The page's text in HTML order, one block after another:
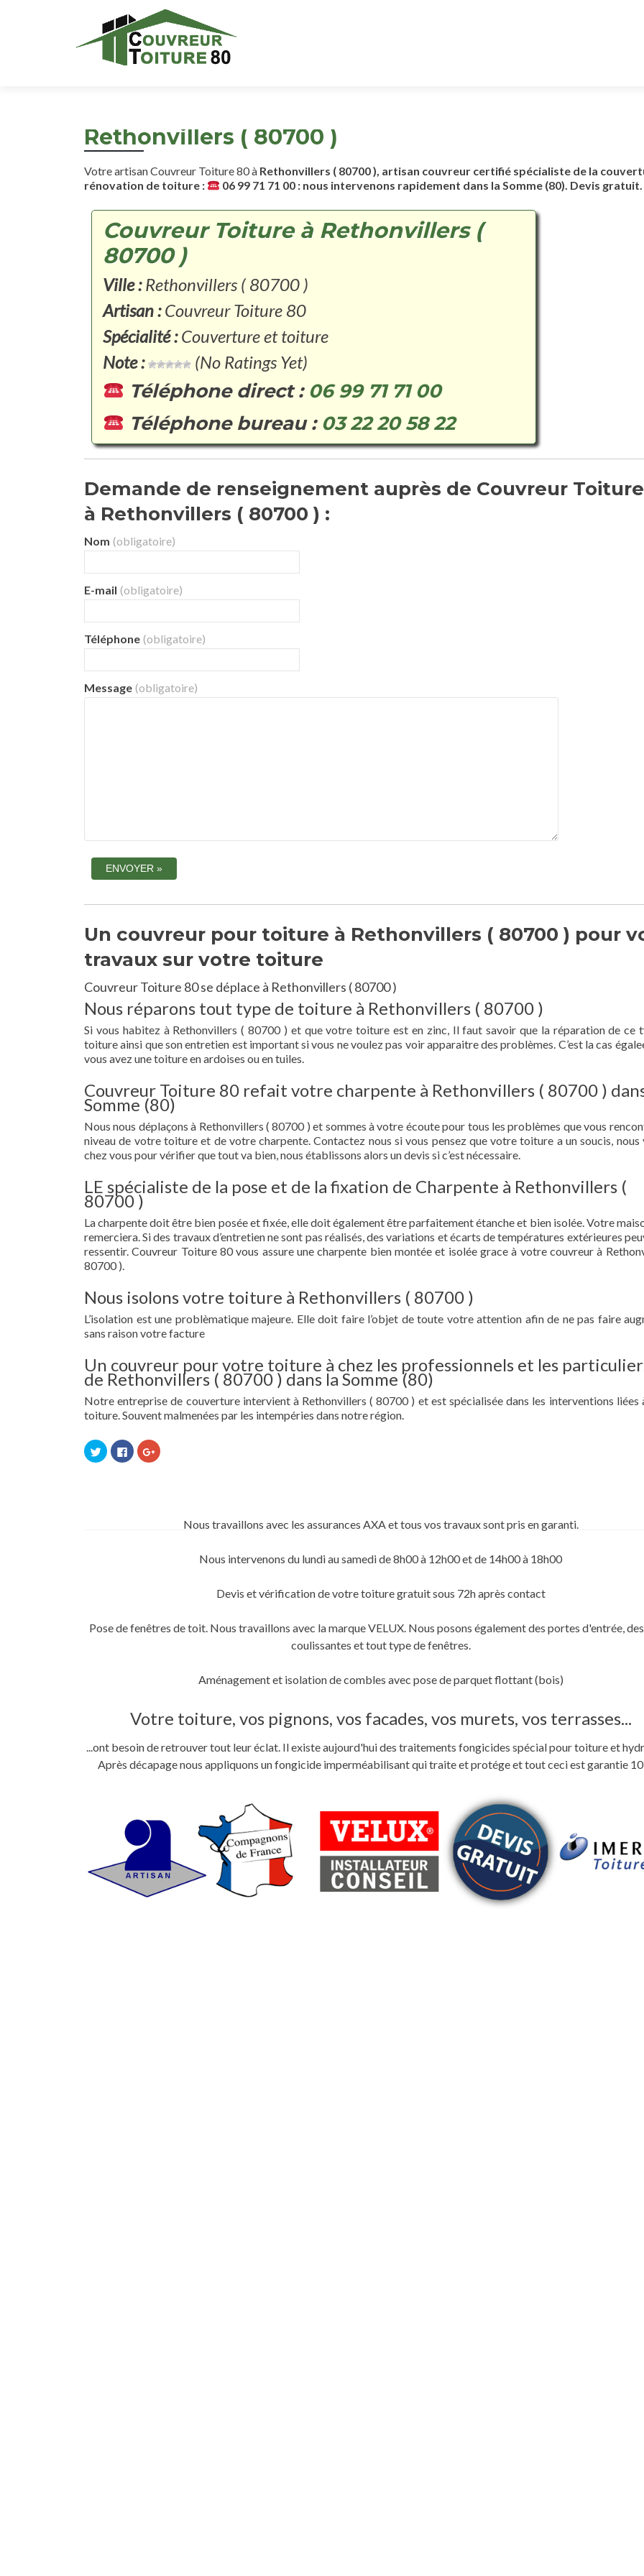
Rethonvillers ( 80700 )
Votre artisan Couvreur Toiture 80 à Rethonvillers ( 80700 ), artisan couvreur certifié spécialiste de la
rénovation de toiture :
06 99 71 71 00 : nous intervenons rapidement dans la Somme (80). Devis gratuit.
Couvreur Toiture à Rethonvillers (
80700 )
Ville :Rethonvillers ( 80700 )
Artisan :Couvreur Toiture 80
Spécialité :Couverture et toiture
Note :
(No Ratings Yet)
Téléphone direct : 06 99 71 71 00
Téléphone bureau : 03 22 20 58 22
Demande de renseignement auprès de Couvreur
à Rethonvillers ( 80700 ) :
Nom (obligatoire)
E-mail (obligatoire)
Téléphone (obligatoire)
Message (obligatoire)
Un couvreur pour toiture à Rethonvillers ( 80700 ) pour
travaux sur votre toiture
Couvreur Toiture 80 se déplace à Rethonvillers ( 80700 )
Nous réparons tout type de toiture à Rethonvillers ( 80700 )
Si vous habitez à Rethonvillers ( 80700 ) et que votre toiture est en zinc, Il faut savoir que la réparation de ce
toiture ainsi que son entretien est important si vous ne voulez pas voir apparaitre des problèmes. C’est la cas
vous avez une toiture en ardoises ou en tuiles.
Couvreur Toiture 80 refait votre charpente à Rethonvillers ( 80700 )
Somme (80)
Nous nous déplaçons à Rethonvillers ( 80700 ) et sommes à votre écoute pour tous les problèmes que vous
niveau de votre toiture et de votre charpente. Contactez nous si vous pensez que votre toiture a un soucis, nous
chez vous pour vérifier que tout va bien, nous établissons alors un devis si c’est nécessaire.
LE spécialiste de la pose et de la fixation de Charpente à Rethonvillers (
80700 )
La charpente doit être bien posée et fixée, elle doit également être parfaitement étanche et bien isolée. Votre
remerciera. Si des travaux d’entretien ne sont pas réalisés, des variations et écarts de températures extérieures
ressentir. Couvreur Toiture 80 vous assure une charpente bien montée et isolée grace à votre couvreur à
80700 ).
Nous isolons votre toiture à Rethonvillers ( 80700 )
L’isolation est une problèmatique majeure. Elle doit faire l’objet de toute votre attention afin de ne pas faire
sans raison votre facture
Un couvreur pour votre toiture à chez les professionnels et les
de Rethonvillers ( 80700 ) dans la Somme (80)
Notre entreprise de couverture intervient à Rethonvillers ( 80700 ) et est spécialisée dans les interventions liées
toiture. Souvent malmenées par les intempéries dans notre région.
Cliquez
pour
partager
Cliquez
pour
partager
Cliquez
pour
fenêtre)Nous travaillons avec les assurances AXA et tous vos travaux sont pris en garanti.
Nous intervenons du lundi au samedi de 8h00 à 12h00 et de 14h00 à 18h00
Devis et vérification de votre toiture gratuit sous 72h après contact
Pose de fenêtres de toit. Nous travaillons avec la marque VELUX. Nous posons également des portes d'entrée,
coulissantes et tout type de fenêtres.
Aménagement et isolation de combles avec pose de parquet flottant (bois)
Votre toiture, vos pignons, vos facades, vos murets, vos terrasses...
...ont besoin de retrouver tout leur éclat. Il existe aujourd'hui des traitements fongicides spécial pour toiture et
Après décapage nous appliquons un fongicide imperméabilisant qui traite et protége et tout ceci est garantie 10